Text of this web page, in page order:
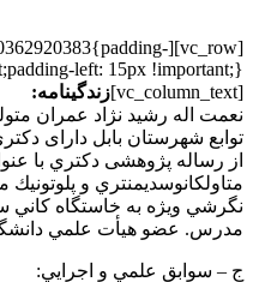
[vc_column_text]
زندگینامه:
توابع شهرستان بابل دارای
از رساله پژوهشی دكتري با
متاولكانوسديمنتري و
نگرشي ويژه به خاستگاه كاني
مدرس. عضو هيأت علمي
ج – سوابق علمي و اجرايي: